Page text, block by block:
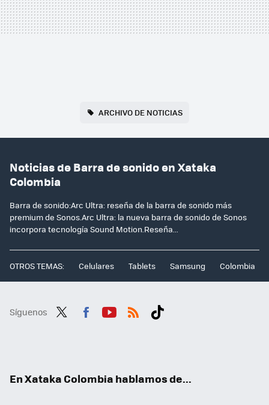
ARCHIVO DE NOTICIAS
Noticias de Barra de sonido en Xataka
Colombia
Barra de sonido:Arc Ultra: reseña de la barra de sonido más
premium de Sonos.Arc Ultra: la nueva barra de sonido de Sonos
incorpora tecnología Sound Motion.Reseña...
OTROS TEMAS: Celulares Tablets Samsung Colombia
Síguenos
En Xataka Colombia hablamos de...